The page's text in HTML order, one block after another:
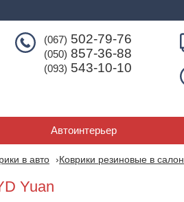
(067) 502-79-76
(050) 857-36-88
(093) 543-10-10
Автоинтерьер
в авто Коврики резиновые в салон
Yuan